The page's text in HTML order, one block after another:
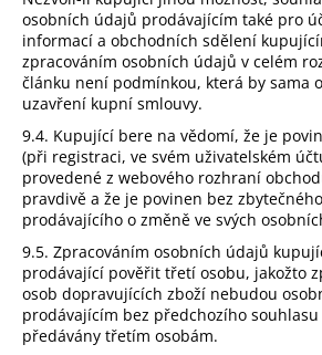
osobních údajů prodávajícím také pro
informací a obchodních sdělení
zpracováním osobních údajů v celém
článku není podmínkou, která by sama
uzavření kupní smlouvy.
9.4. Kupující bere na vědomí, že je
(při registraci, ve svém uživatelském
provedené z webového rozhraní
pravdivě a že je povinen bez
prodávajícího o změně ve svých
9.5. Zpracováním osobních údajů
prodávající pověřit třetí osobu, jakožto
osob dopravujících zboží nebudou
prodávajícím bez předchozího
předávány třetím osobám.